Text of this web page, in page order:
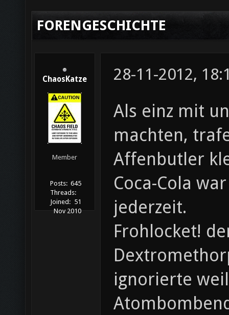
FORENGESCHICHTE
ChaosKatze
Member
Posts: 645
Threads:
51
Joined:
Nov 2010
28-11-2012,
Als einz mit
machten,
Affenbutler
Coca-Cola
jederzeit.
Frohlocket!
ignorierte